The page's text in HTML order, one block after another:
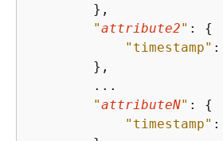
        },
"attribute2" : {
"timestamp" :
        },
        ...
"attributeN" : {
"timestamp" :